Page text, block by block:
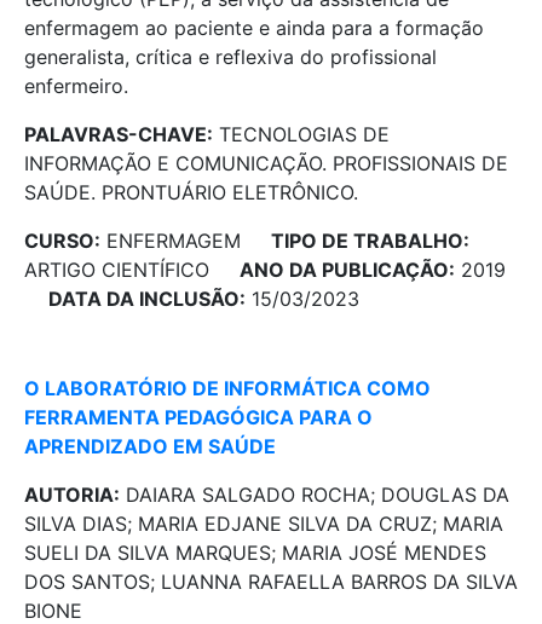
enfermagem ao paciente e ainda para a formação
generalista, crítica e reflexiva do profissional
enfermeiro.
PALAVRAS-CHAVE: TECNOLOGIAS DE
INFORMAÇÃO E COMUNICAÇÃO. PROFISSIONAIS DE
SAÚDE. PRONTUÁRIO ELETRÔNICO.
CURSO: ENFERMAGEM
TIPO DE TRABALHO:
ARTIGO CIENTÍFICO
ANO DA PUBLICAÇÃO: 2019
DATA DA INCLUSÃO: 15/03/2023
O LABORATÓRIO DE INFORMÁTICA COMO
FERRAMENTA PEDAGÓGICA PARA O
APRENDIZADO EM SAÚDE
AUTORIA: DAIARA SALGADO ROCHA; DOUGLAS DA
SILVA DIAS; MARIA EDJANE SILVA DA CRUZ; MARIA
SUELI DA SILVA MARQUES; MARIA JOSÉ MENDES
DOS SANTOS; LUANNA RAFAELLA BARROS DA SILVA
BIONE